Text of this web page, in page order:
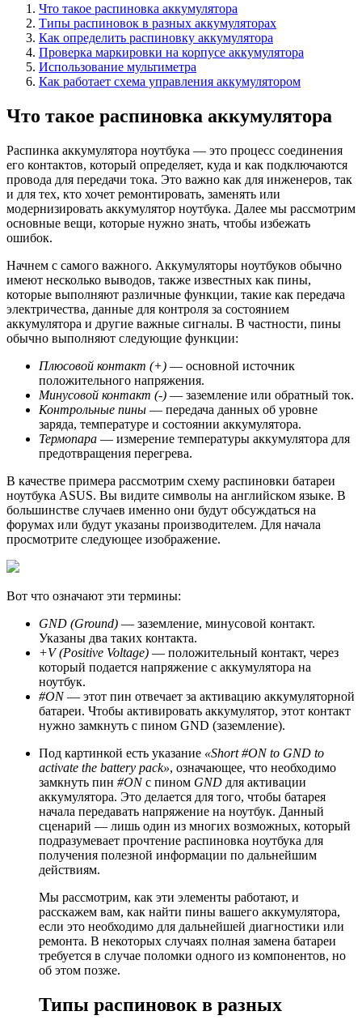
Что такое распиновка аккумулятора
Типы распиновок в разных аккумуляторах
Как определить распиновку аккумулятора
Проверка маркировки на корпусе аккумулятора
Использование мультиметра
Как работает схема управления аккумулятором
Что такое распиновка аккумулятора
Распинка аккумулятора ноутбука — это процесс соединения
его контактов, который определяет, куда и как подключаются
провода для передачи тока. Это важно как для инженеров, так
и для тех, кто хочет ремонтировать, заменять или
модернизировать аккумулятор ноутбука. Далее мы рассмотрим
основные вещи, которые нужно знать, чтобы избежать
ошибок.
Начнем с самого важного. Аккумуляторы ноутбуков обычно
имеют несколько выводов, также известных как пины,
которые выполняют различные функции, такие как передача
электричества, данные для контроля за состоянием
аккумулятора и другие важные сигналы. В частности, пины
обычно выполняют следующие функции:
Плюсовой контакт (+) — основной источник
положительного напряжения.
Минусовой контакт (-) — заземление или обратный ток.
Контрольные пины — передача данных об уровне
заряда, температуре и состоянии аккумулятора.
Термопара — измерение температуры аккумулятора для
предотвращения перегрева.
В качестве примера рассмотрим схему распиновки батареи
ноутбука ASUS. Вы видите символы на английском языке. В
большинстве случаев именно они будут обсуждаться на
форумах или будут указаны производителем. Для начала
просмотрите следующее изображение.
Вот что означают эти термины:
GND (Ground) — заземление, минусовой контакт.
Указаны два таких контакта.
+V (Positive Voltage) — положительный контакт, через
который подается напряжение с аккумулятора на
ноутбук.
#ON— этот пин отвечает за активацию аккумуляторной
батареи. Чтобы активировать аккумулятор, этот контакт
нужно замкнуть с пином GND (заземление).
Под картинкой есть указание «Short #ON to GND to
activate the battery pack», означающее, что необходимо
замкнуть пин #ONс пином GND для активации
аккумулятора. Это делается для того, чтобы батарея
начала передавать напряжение на ноутбук. Данный
сценарий — лишь один из многих возможных, который
подразумевает прочтение распиновка ноутбука для
получения полезной информации по дальнейшим
действиям.
Мы рассмотрим, как эти элементы работают, и
расскажем вам, как найти пины вашего аккумулятора,
если это необходимо для дальнейшей диагностики или
ремонта. В некоторых случаях полная замена батареи
требуется в случае поломки одного из компонентов, но
об этом позже.
Типы распиновок в разных